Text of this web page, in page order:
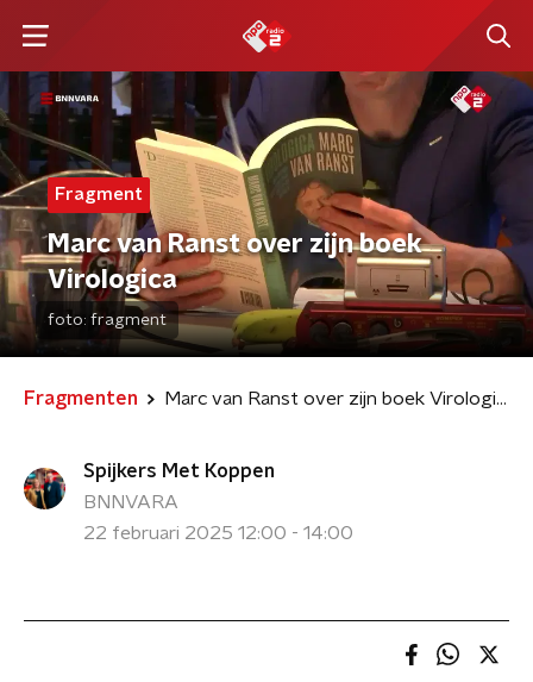
Fragment
Marc van Ranst over zijn boek
Virologica
foto: fragment
Fragmenten Marc van Ranst over zijn boek Virologica
Spijkers Met Koppen
BNNVARA
22 februari 2025 12:00 - 14:00